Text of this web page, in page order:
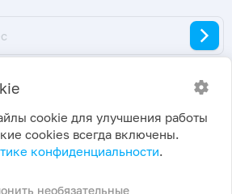
конфиденциальности
cookie
cookie для улучшения работы
cookies всегда включены.
конфиденциальности.
необязательные